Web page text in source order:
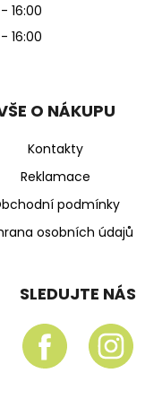
16:00
16:00
O NÁKUPU
Kontakty
Reklamace
podmínky
osobních údajů
SLEDUJTE NÁS